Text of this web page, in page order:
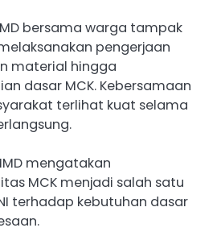
bersama warga tampak
pengerjaan
material hingga
dasar MCK. Kebersamaan
terlihat kuat selama
mengatakan
MCK menjadi salah satu
terhadap kebutuhan dasar